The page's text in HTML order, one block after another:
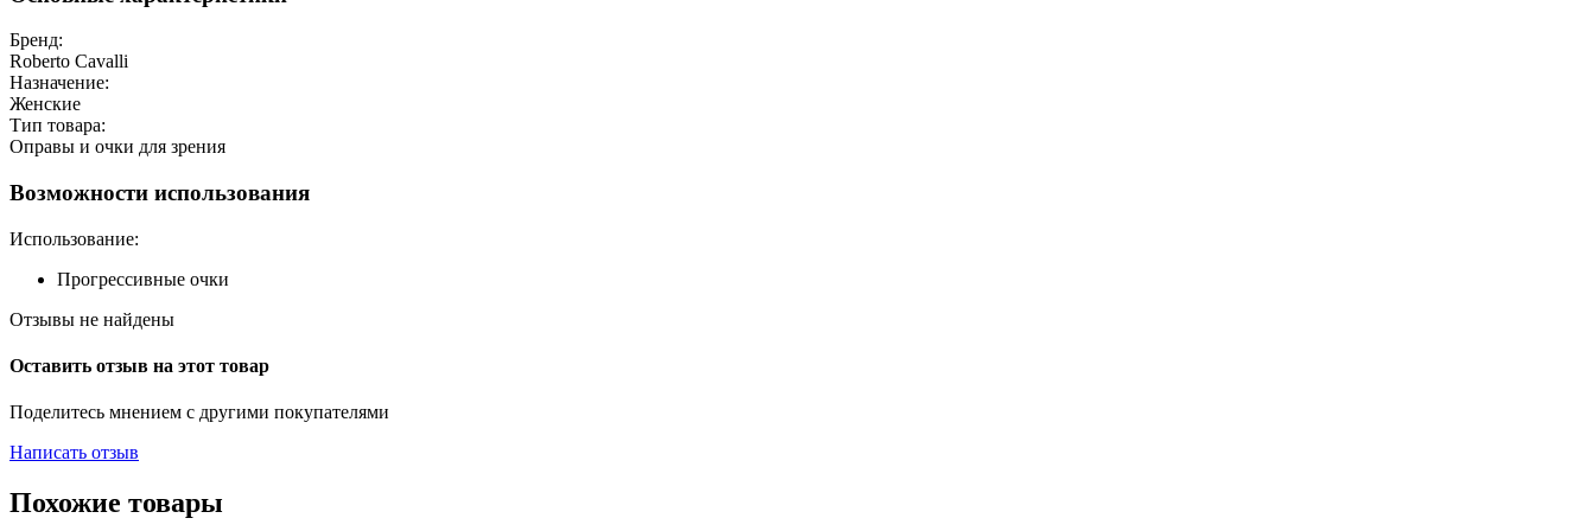
Бренд:
Roberto Cavalli
Назначение:
Женские
Тип товара:
Оправы и очки для зрения
Возможности использования
Использование:
Прогрессивные очки
Отзывы не найдены
Оставить отзыв на этот товар
Поделитесь мнением с другими покупателями
Написать отзыв
Похожие товары